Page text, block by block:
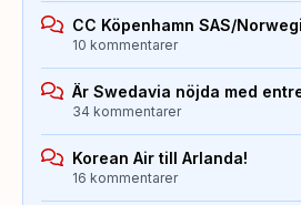
CC Köpenhamn SAS/
10 kommentarer
Är Swedavia nöjda med
34 kommentarer
Korean Air till Arlanda!
16 kommentarer